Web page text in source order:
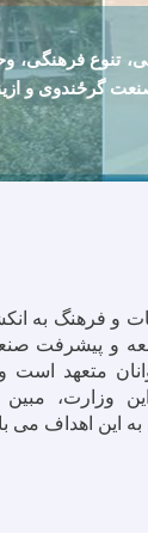
تنوع
گرځندوی و
و فرهنگ به
و پیشرفت
متعهد است
وزارت،
این اهداف می